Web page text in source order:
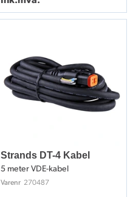
Strands DT-4 Kabel
5 meter VDE-kabel
Varenr 270487